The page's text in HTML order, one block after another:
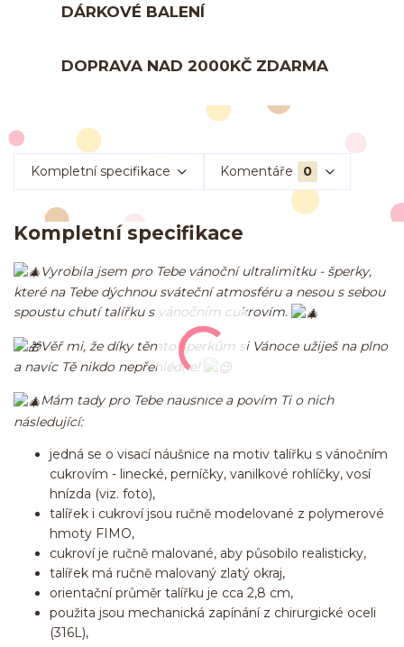
DÁRKOVÉ BALENÍ
DOPRAVA NAD 2000KČ ZDARMA
Kompletní specifikace Komentáře 0
Kompletní specifikace
Vyrobila jsem pro Tebe vánoční ultralimitku - šperky,
které na Tebe dýchnou sváteční atmosféru a nesou s sebou
spoustu chutí talířku s vánočním cukrovím.
Věř mi, že díky těmto šperkům si Vánoce užiješ na plno
a navíc Tě nikdo nepřehlédne!
Mám tady pro Tebe náušnice a povím Ti o nich
následující:
jedná se o visací náušnice na motiv talířku s vánočním
cukrovím - linecké, perníčky, vanilkové rohlíčky, vosí
hnízda (viz. foto),
talířek i cukroví jsou ručně modelované z polymerové
hmoty FIMO,
cukroví je ručně malované, aby působilo realisticky,
talířek má ručně malovaný zlatý okraj,
orientační průměr talířku je cca 2,8 cm,
použita jsou mechanická zapínání z chirurgické oceli
(316L),